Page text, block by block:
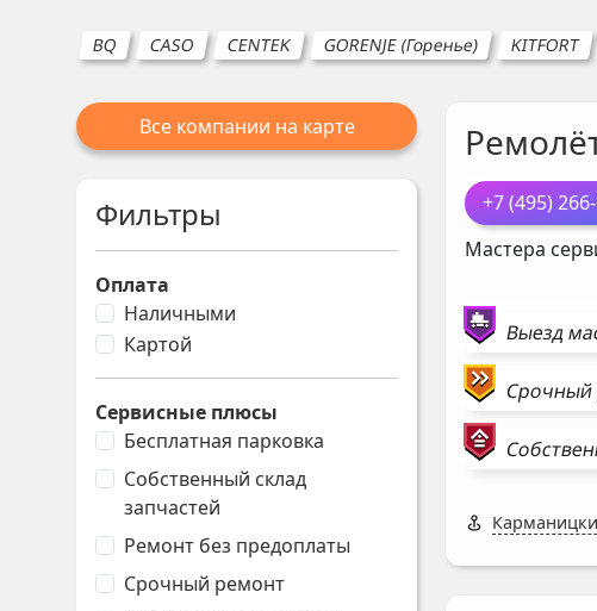
BQ CASO CENTEK GORENJE (Горенье) KITFORT
Все компании на карте
Фильтры
Оплата
Наличными
Картой
Сервисные плюсы
Бесплатная парковка
Собственный склад
запчастей
Ремонт без предоплаты
Срочный ремонт
+7 (495)
Мастера
Выезд